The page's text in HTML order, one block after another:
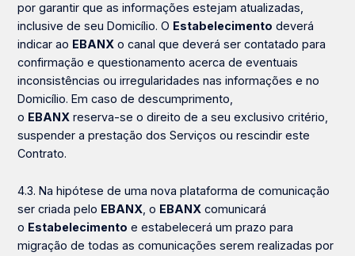
por garantir que as informações estejam atualizadas,
inclusive de seu Domicílio. O Estabelecimento deverá
indicar ao EBANX o canal que deverá ser contatado para
confirmação e questionamento acerca de eventuais
inconsistências ou irregularidades nas informações e no
Domicílio. Em caso de descumprimento,
o EBANX reserva-se o direito de a seu exclusivo critério,
suspender a prestação dos Serviços ou rescindir este
Contrato.
4.3. Na hipótese de uma nova plataforma de comunicação
ser criada pelo EBANX , o EBANX comunicará
o Estabelecimento e estabelecerá um prazo para
migração de todas as comunicações serem realizadas por